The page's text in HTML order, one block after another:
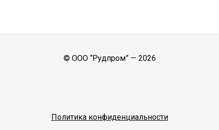
© ООО “Рудпром” — 2026
Политика конфиденциальности